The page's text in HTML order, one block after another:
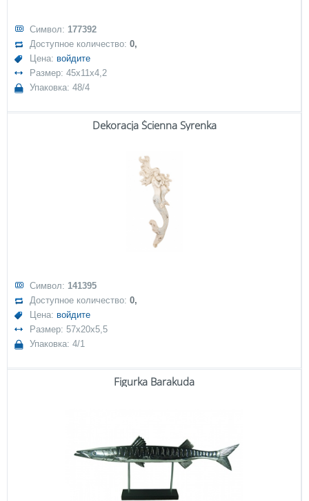
Символ: 177392
Доступное количество:0,
Цена: войдите
Размер: 45x11x4,2
Упаковка: 48/4
Dekoracja Ścienna Syrenka
Символ: 141395
Доступное количество:0,
Цена: войдите
Размер: 57x20x5,5
Упаковка: 4/1
Figurka Barakuda